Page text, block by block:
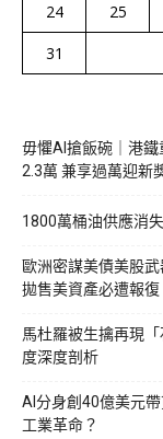
24
25
31
毋懼AI搶飯碗｜港
2.3萬 兼享過萬迎新
1800萬桶油供應消
歐洲密謀美債美股武
拋售美資產必遭報復
馬杜羅被生擒再現
度深度剖析
AI分身創40億美元
工業革命？